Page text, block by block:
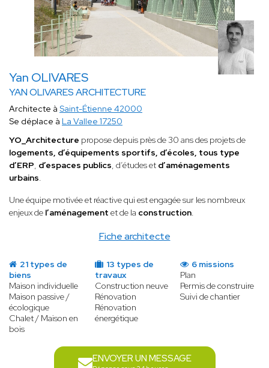
Yan OLIVARES
YAN OLIVARES ARCHITECTURE
Fiche architecte
Architecte à Saint-Étienne 42000
Se déplace à La Vallee 17250
YO_Architecture propose depuis près de 30 ans des projets de
logements, d’équipements sportifs, d’écoles, tous type
d’ERP, d’espaces publics, d’études et d’aménagements
urbains.
Une équipe motivée et réactive qui est engagée sur les nombreux
enjeux de l’aménagement et de la construction.
21 types de
biens
Maison individuelle
Maison passive /
écologique
Chalet / Maison en
bois
13 types de
travaux
Construction neuve
Rénovation
Rénovation
énergétique
6 missions
Plan
Permis de construire
Suivi de chantier
ENVOYER UN MESSAGE